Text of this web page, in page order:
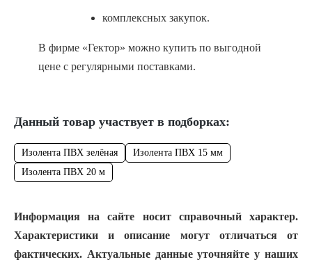
комплексных закупок.
В фирме «Гектор» можно купить по выгодной
цене с регулярными поставками.
Данный товар участвует в подборках:
Изолента ПВХ зелёная
Изолента ПВХ 15 мм
Изолента ПВХ 20 м
Информация на сайте носит справочный характер.
Характеристики и описание могут отличаться от
фактических. Актуальные данные уточняйте у наших